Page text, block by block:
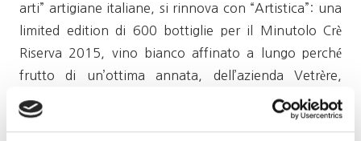
arti” artigiane italiane, si rinnova con “Artistica”: una
limited edition di 600 bottiglie per il Minutolo Crè
Riserva 2015, vino bianco affinato a lungo perché
frutto di un’ottima annata, dell’azienda Vetrère,
antica tenuta del Salento guidata dalle sorelle
Annamaria e Francesca Bruni, resa unica da una